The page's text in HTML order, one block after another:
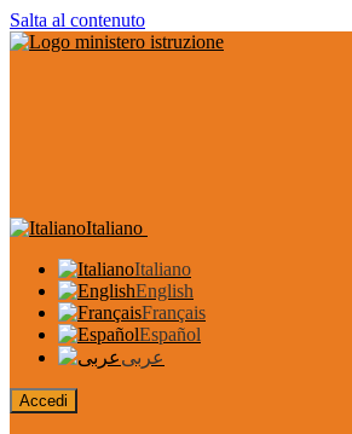
Salta al contenuto
Italiano
Italiano
English
Français
Español
عربى
Accedi